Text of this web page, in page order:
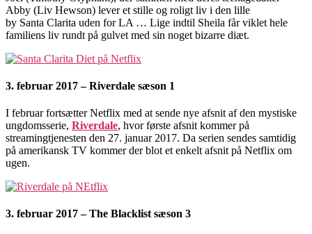
Abby (Liv Hewson) lever et stille og roligt liv i den lille
by Santa Clarita uden for LA … Lige indtil Sheila får viklet hele
familiens liv rundt på gulvet med sin noget bizarre diæt.
3. februar 2017 – Riverdale sæson 1
I februar fortsætter Netflix med at sende nye afsnit af den mystiske
ungdomsserie, Riverdale, hvor første afsnit kommer på
streamingtjenesten den 27. januar 2017. Da serien sendes samtidig
på amerikansk TV kommer der blot et enkelt afsnit på Netflix om
ugen.
3. februar 2017 – The Blacklist sæson 3